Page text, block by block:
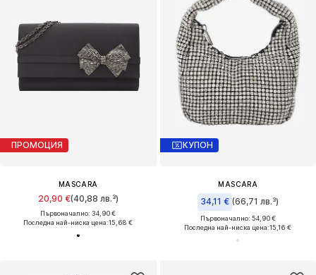
ПРОМОЦИЯ
MASCARA
20,90 €(40,88 лв.³)
Първоначално: 34,90 €
Последна най-ниска цена:15,68 €
КУПОН
MASCARA
34,11 € (66,71 лв.³)
Първоначално: 54,90 €
Последна най-ниска цена:15,16 €